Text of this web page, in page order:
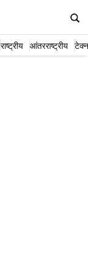
राष्ट्रीय आंतरराष्ट्रीय